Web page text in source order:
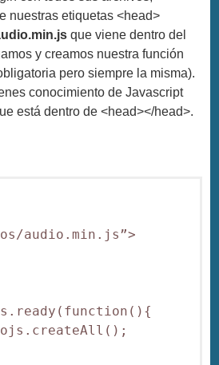
nuestras etiquetas <head>
que viene dentro del
y creamos nuestra función
pero siempre la misma).
conocimiento de Javascript
está dentro de <head></head>.
audio.min.js”>